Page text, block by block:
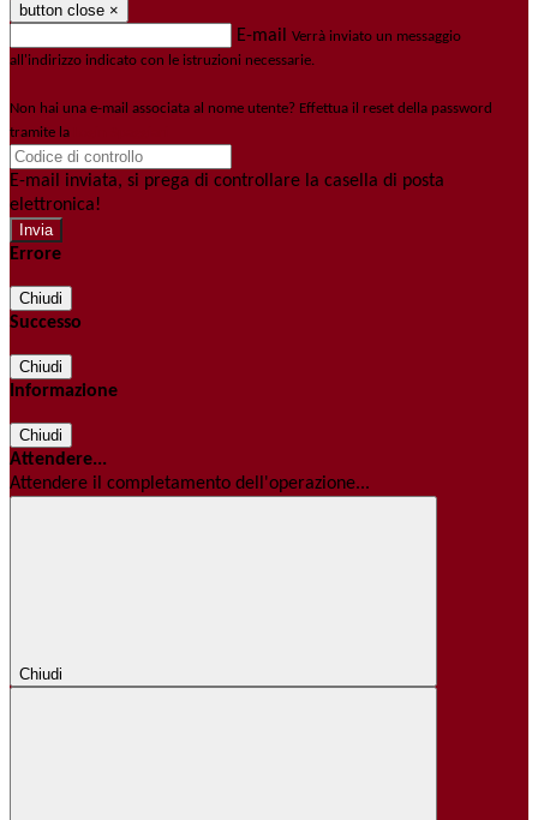
button close ×
E-mail Verrà inviato un messaggio
all'indirizzo indicato con le istruzioni necessarie.
Non hai una e-mail associata al nome utente? Effettua il reset della password
tramite la
E-mail inviata, si prega di controllare la casella di posta
elettronica!
Errore
Chiudi
Successo
Chiudi
Informazione
Chiudi
Attendere...
Attendere il completamento dell'operazione...
Chiudi